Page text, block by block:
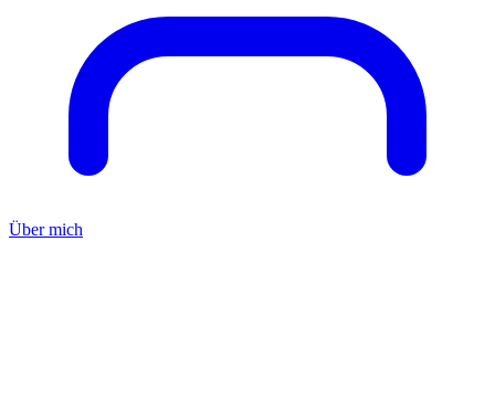
Über mich